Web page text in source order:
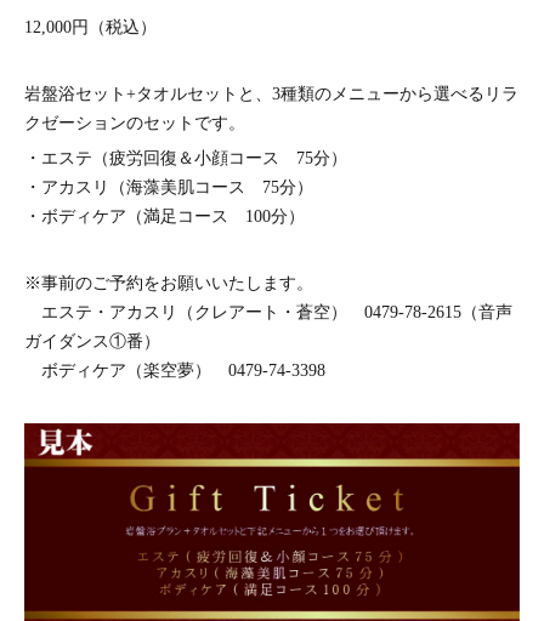
12,000円（税込）
岩盤浴セット+タオルセットと、3種類のメニューから選べるリラ
クゼーションのセットです。
・エステ（疲労回復＆小顔コース 75分）
・アカスリ（海藻美肌コース 75分）
・ボディケア（満足コース 100分）
※事前のご予約をお願いいたします。
エステ・アカスリ（クレアート・蒼空） 0479-78-2615（音声
ガイダンス①番）
ボディケア（楽空夢） 0479-74-3398